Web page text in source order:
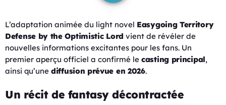
L’adaptation animée du light novel Easygoing Territory
Defense by the Optimistic Lord vient de révéler de
nouvelles informations excitantes pour les fans. Un
premier aperçu officiel a confirmé le casting principal,
ainsi qu’une diffusion prévue en 2026.
Un récit de fantasy décontractée